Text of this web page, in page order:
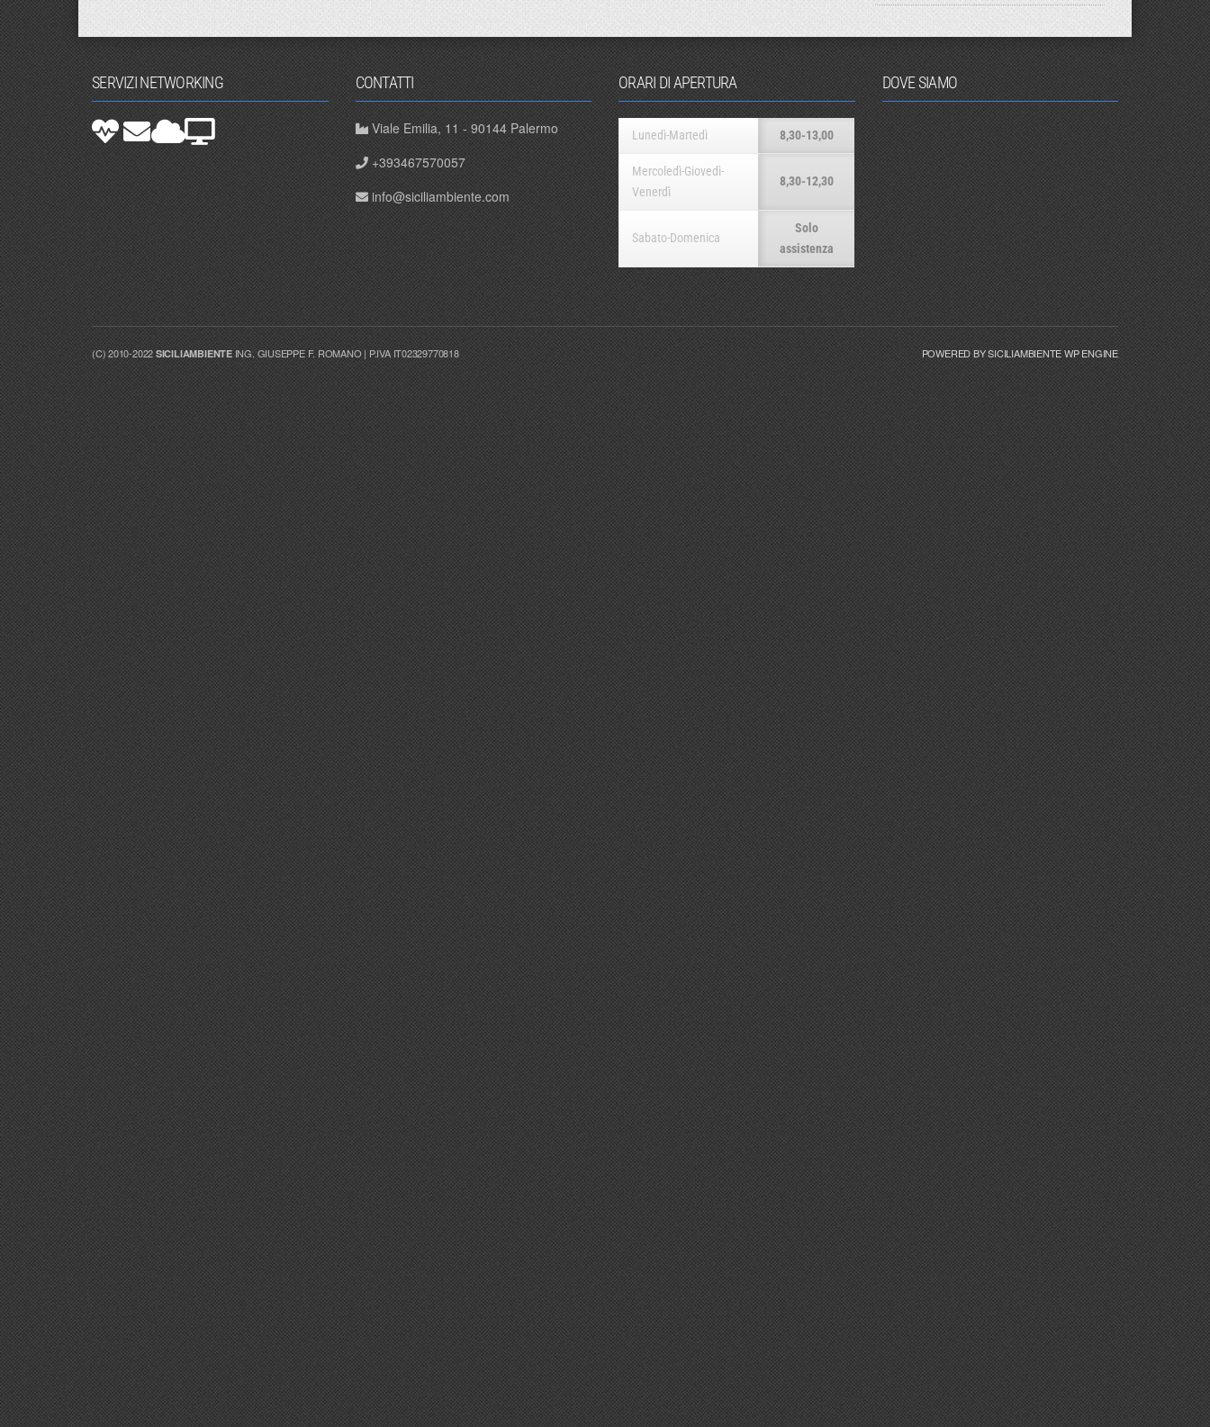
SERVIZI NETWORKING CONTATTI
Viale Emilia, 11 - 90144 Palermo
+393467570057
info@siciliambiente.com
ORARI DI APERTURA
Lunedì-Martedì 8,30-13,00
Mercoledì-Giovedì-
Venerdì
8,30-12,30
Sabato-Domenica
Solo
assistenza
DOVE SIAMO
(C) 2010-2022 SICILIAMBIENTEING. GIUSEPPE F. ROMANO | P.IVA IT02329770818 POWERED BY SICILIAMBIENTE WP ENGINE